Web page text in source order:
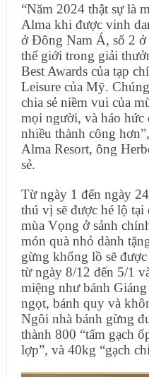
“Năm 2024 thật sự là
Alma khi được vinh
ở Đông Nam Á, số 2 ở
thế giới trong giải
Best Awards của tạp
Leisure của Mỹ.
chia sẻ niềm vui của
mọi người, và háo hức
nhiều thành công
Alma Resort, ông
sẻ.
Từ ngày 1 đến ngày
thú vị sẽ được hé lộ
mùa Vọng ở sảnh
món quà nhỏ dành
gừng khổng lồ sẽ
từ ngày 8/12 đến 5/1
miệng như bánh
ngọt, bánh quy và
Ngôi nhà bánh gừng
thành 800 “tấm gạch
lợp”, và 40kg “gạch